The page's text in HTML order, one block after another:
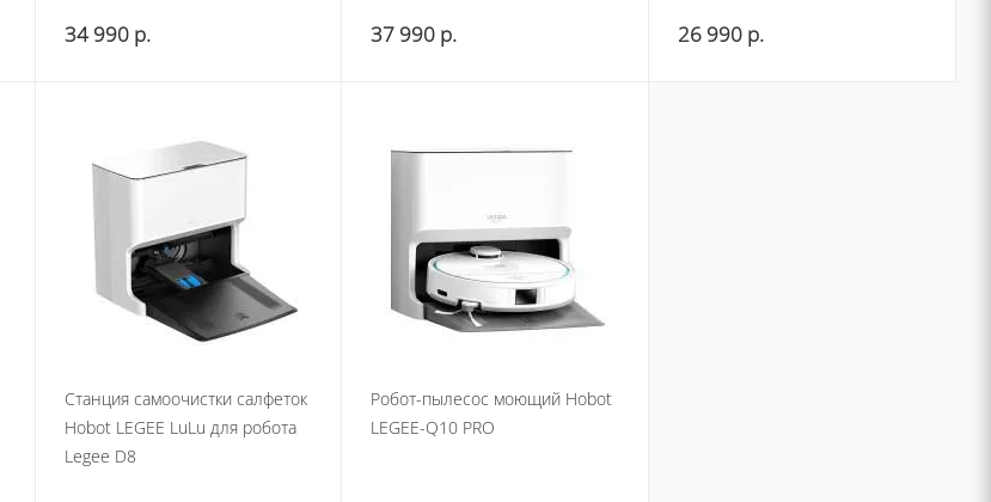
34 990р. 37 990 р. 26 990 р.
Станция самоочистки салфеток
Hobot LEGEE LuLu для робота
Legee D8
Робот-пылесос моющий Hobot
LEGEE-Q10 PRO